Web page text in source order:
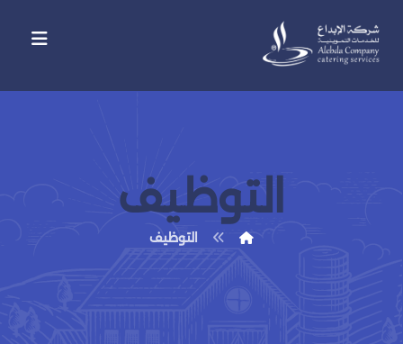
التوظيف
التوظيف